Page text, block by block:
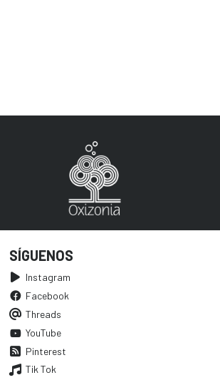
SÍGUENOS
Instagram
Facebook
Threads
YouTube
Pinterest
Tik Tok